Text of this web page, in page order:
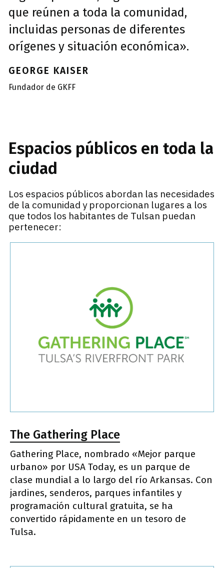
que reúnen a toda la comunidad,
incluidas personas de diferentes
orígenes y situación económica».
GEORGE KAISER
Fundador de GKFF
Espacios públicos en toda la
ciudad
Los espacios públicos abordan las necesidades
de la comunidad y proporcionan lugares a los
que todos los habitantes de Tulsan puedan
pertenecer:
The Gathering Place
Gathering Place, nombrado «Mejor parque
urbano» por USA Today, es un parque de
clase mundial a lo largo del río Arkansas. Con
jardines, senderos, parques infantiles y
programación cultural gratuita, se ha
convertido rápidamente en un tesoro de
Tulsa.